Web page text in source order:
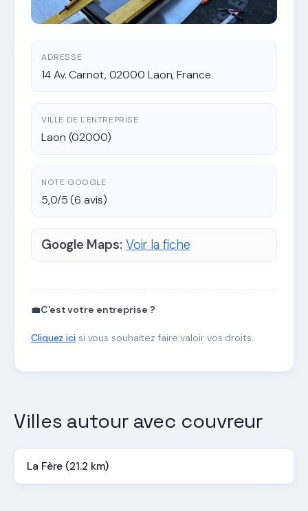
ADRESSE
14 Av. Carnot, 02000 Laon, France
VILLE DE L'ENTREPRISE
Laon (02000)
NOTE GOOGLE
5,0/5 (6 avis)
Google Maps: Voir la fiche
💼C'est votre entreprise ?
Cliquez icisi vous souhaitez faire valoir vos droits.
Villes autour avec couvreur
La Fère (21.2 km)